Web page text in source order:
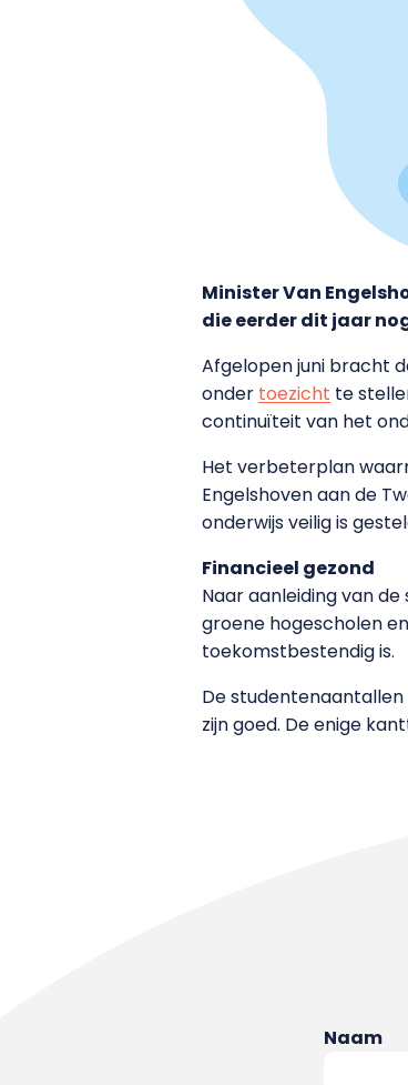
Minister Van
die eerder dit jaar
Afgelopen juni bracht
onder toezicht te
continuïteit van het
Het verbeterplan
Engelshoven aan de
onderwijs veilig is
Financieel gezond
Naar aanleiding van
groene hogescholen
toekomstbestendig is.
De
zijn goed. De enige
Naam